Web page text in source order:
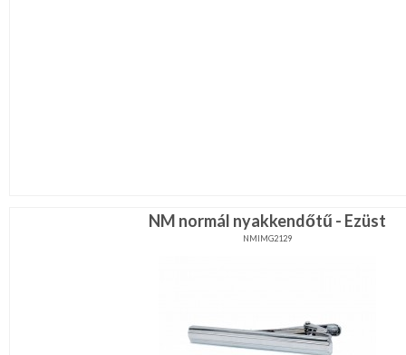
NM normál nyakkendőtű - Ezüst
NMIMG2129